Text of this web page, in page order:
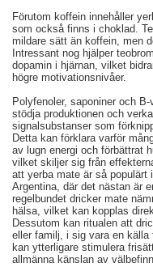
Förutom koffein innehåller
som också finns i choklad.
mildare sätt än koffein, men
Intressant nog hjälper
dopamin i hjärnan, vilket
högre motivationsnivåer.
Polyfenoler, saponiner och
stödja produktionen och
signalsubstanser som
Detta kan förklara varför
av lugn energi och förbättrat
vilket skiljer sig från
att yerba mate är så populärt
Argentina, där det nästan är
regelbundet dricker mate
hälsa, vilket kan kopplas
Dessutom kan ritualen att
eller familj, i sig vara en
kan ytterligare stimulera
allmänna känslan av